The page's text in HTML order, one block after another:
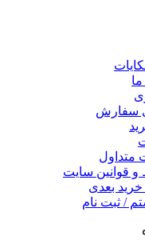
سفارش
متداول
و قوانین سایت
بعدی
/ ثبت نام